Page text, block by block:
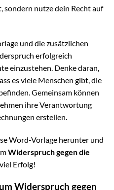
sondern nutze dein Recht auf
und die zusätzlichen
erfolgreich
einzustehen. Denke daran,
es viele Menschen gibt, die
Gemeinsam können
ihre Verantwortung
erstellen.
Word-Vorlage herunter und
Widerspruch gegen die
Erfolg!
Widerspruch gegen